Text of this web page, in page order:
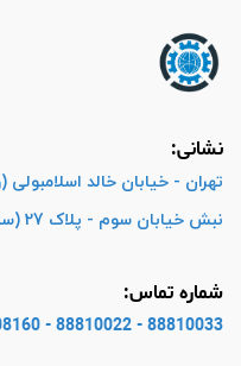
نشانی:
تهران - خیابان خالد اسلامبولی
نبش خیابان سوم - پلاک 27 (ساختمان 222) - واحد 4
شماره تماس:
88810033 - 88810022 - 09128808160